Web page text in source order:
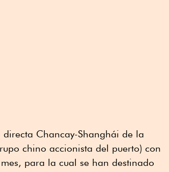
Chancay-Shanghái de la
chino accionista del puerto) con
para la cual se han destinado